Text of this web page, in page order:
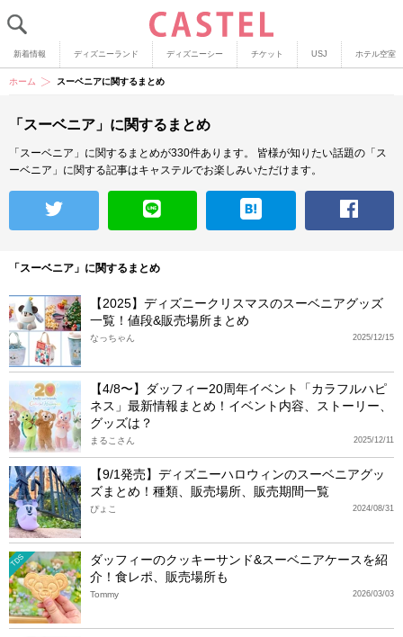
新着情報 ディズニーランド ディズニーシー チケット USJ ホテル空室
ホーム スーベニアに関するまとめ
「スーベニア」に関するまとめ
「スーベニア」に関するまとめが330件あります。
皆様が知りたい話題の「ス
ーベニア」に関する記事はキャステルでお楽しみいただけます。
「スーベニア」に関するまとめ
【2025】ディズニークリスマスのスーベニアグッズ
一覧！値段&販売場所まとめ
2025/12/15
なっちゃん
【4/8〜】ダッフィー20周年イベント「カラフルハピ
ネス」最新情報まとめ！イベント内容、ストーリー、
グッズは？
2025/12/11
まるこさん
【9/1発売】ディズニーハロウィンのスーベニアグッ
ズまとめ！種類、販売場所、販売期間一覧
2024/08/31
ぴょこ
TDS
ダッフィーのクッキーサンド&スーベニアケースを紹
介！食レポ、販売場所も
2026/03/03
Tommy